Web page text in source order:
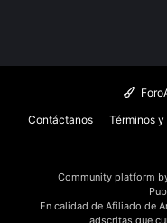
Contáctanos
Términos y
Community platform
En calidad de Afiliado de
adscritas que